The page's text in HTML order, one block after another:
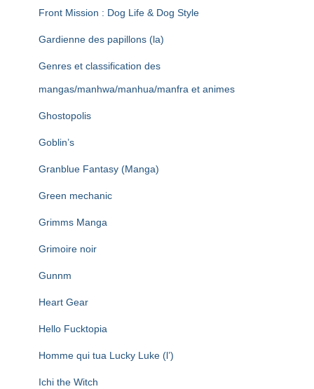
Front Mission : Dog Life & Dog Style
Gardienne des papillons (la)
Genres et classification des
mangas/manhwa/manhua/manfra et animes
Ghostopolis
Goblin’s
Granblue Fantasy (Manga)
Green mechanic
Grimms Manga
Grimoire noir
Gunnm
Heart Gear
Hello Fucktopia
Homme qui tua Lucky Luke (l’)
Ichi the Witch